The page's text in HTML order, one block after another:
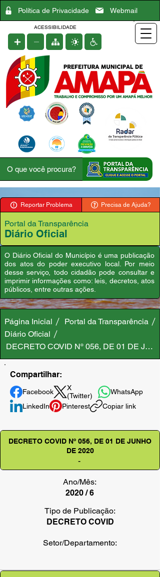
Política de Privacidade Webmail
ACESSIBILIDADE
Reportar Problema Precisa de Ajuda?
Portal da Transparência
Diário Oficial
O Diário Oficial do Município é uma publicação
dos atos do poder executivo local. Por meio
desse serviço, todo cidadão pode consultar e
imprimir informações como: leis, decretos, atos
públicos, entre outras ações.
Página Inicial
Portal da Transparência
Diário Oficial
DECRETO COVID Nº 056, DE 01 DE
Compartilhar:
Facebook
X
(Twitter)
WhatsApp
LinkedIn
Pinterest Copiar link
DECRETO COVID Nº 056, DE 01 DE JUNHO
DE 2020
-
Ano/Mês:
2020 / 6
Tipo de Publicação:
DECRETO COVID
Setor/Departamento: